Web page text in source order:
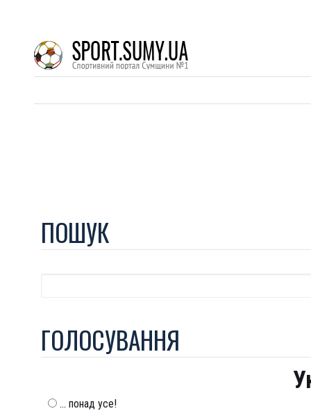
ПОШУК
ГОЛОСУВАННЯ
... понад усе!